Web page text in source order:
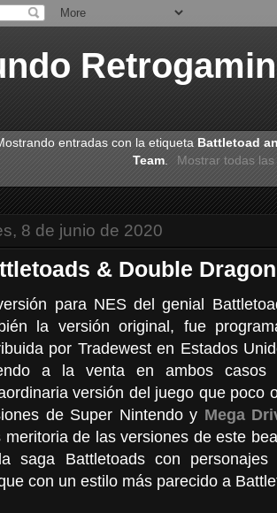
entradas con la etiqueta Battletoad
Team. Mostrar todas
8 de junio de 2020
& Double
para NES del genial
la versión original, fue
por Tradewest en Estados
a la venta en ambos
versión del juego que poco
de Super Nintendo y Mega
meritoria de las versiones de este
saga Battletoads con
con un estilo más parecido a